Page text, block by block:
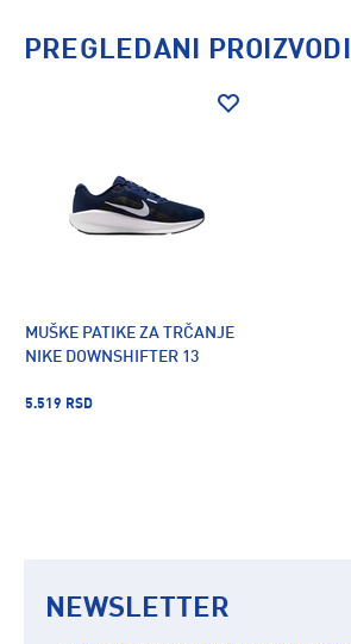
PREGLEDANI PROIZVODI
MUŠKE PATIKE ZA TRČANJE
NIKE DOWNSHIFTER 13
5.519 RSD
NEWSLETTER